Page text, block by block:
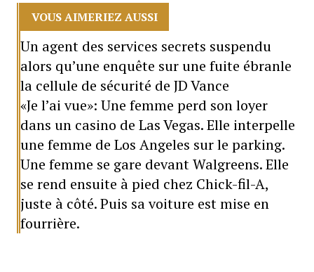
VOUS AIMERIEZ AUSSI
Un agent des services secrets suspendu
alors qu’une enquête sur une fuite ébranle
la cellule de sécurité de JD Vance
«Je l’ai vue»: Une femme perd son loyer
dans un casino de Las Vegas. Elle interpelle
une femme de Los Angeles sur le parking.
Une femme se gare devant Walgreens. Elle
se rend ensuite à pied chez Chick-fil-A,
juste à côté. Puis sa voiture est mise en
fourrière.